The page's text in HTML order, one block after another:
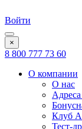
Войти
×
8 800 777 73 60
О компании
О нас
Клуб
Тест-